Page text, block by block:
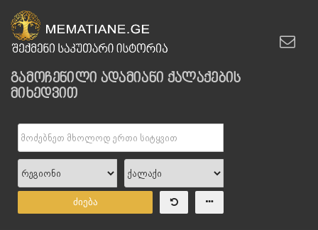
გამოჩენილი ადამიანი ქალაქების
მიხედვით
ძიება